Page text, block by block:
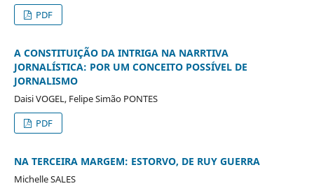
PDF
A CONSTITUIÇÃO DA INTRIGA NA NARRTIVA
JORNALÍSTICA: POR UM CONCEITO POSSÍVEL DE
JORNALISMO
Daisi VOGEL, Felipe Simão PONTES
PDF
NA TERCEIRA MARGEM: ESTORVO, DE RUY GUERRA
Michelle SALES